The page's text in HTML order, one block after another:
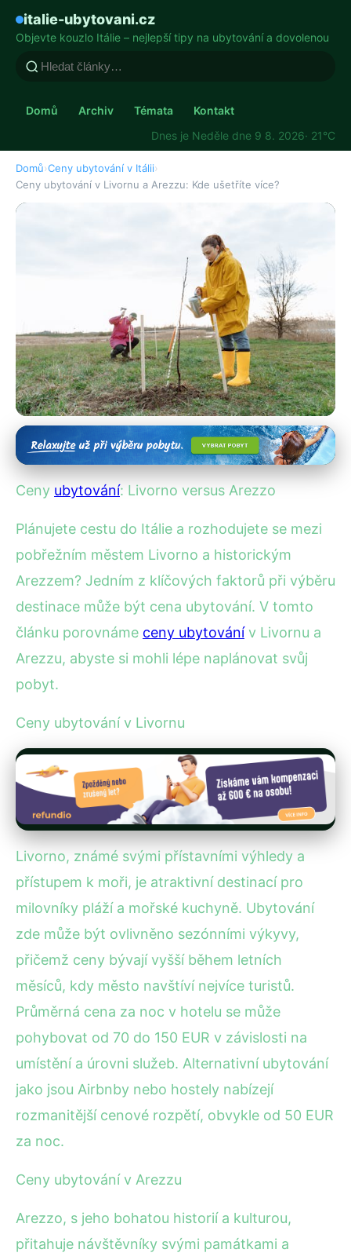
italie-ubytovani.cz
Objevte kouzlo Itálie – nejlepší tipy na ubytování a dovolenou
Domů Archiv Témata
Kontakt
Dnes je Neděle dne 9 8. 2026· 21°C
Domů›Ceny ubytování v Itálii›
Ceny ubytování v Livornu a Arezzu: Kde ušetříte více?
Ceny ubytování v Itálii
Ceny ubytování v Livornu a
22. 12. 2025 · 4 min čtení · Autor: Kristián Novotný
Ceny ubytování: Livorno versus Arezzo
Plánujete cestu do Itálie a rozhodujete se mezi
pobřežním městem Livorno a historickým
Arezzem? Jedním z klíčových faktorů při výběru
destinace může být cena ubytování. V tomto
článku porovnáme ceny ubytovánív Livornu a
Arezzu, abyste si mohli lépe naplánovat svůj
pobyt.
Ceny ubytování v Livornu
Livorno, známé svými přístavními výhledy a
přístupem k moři, je atraktivní destinací pro
milovníky pláží a mořské kuchyně. Ubytování
zde může být ovlivněno sezónními výkyvy,
přičemž ceny bývají vyšší během letních
měsíců, kdy město navštíví nejvíce turistů.
Průměrná cena za noc v hotelu se může
pohybovat od 70 do 150 EUR v závislosti na
umístění a úrovni služeb. Alternativní ubytování
jako jsou Airbnby nebo hostely nabízejí
rozmanitější cenové rozpětí, obvykle od 50 EUR
za noc.
Ceny ubytování v Arezzu
Arezzo, s jeho bohatou historií a kulturou,
přitahuje návštěvníky svými památkami a